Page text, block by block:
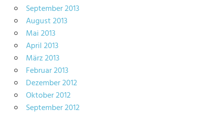
September 2013
August 2013
Mai 2013
April 2013
März 2013
Februar 2013
Dezember 2012
Oktober 2012
September 2012